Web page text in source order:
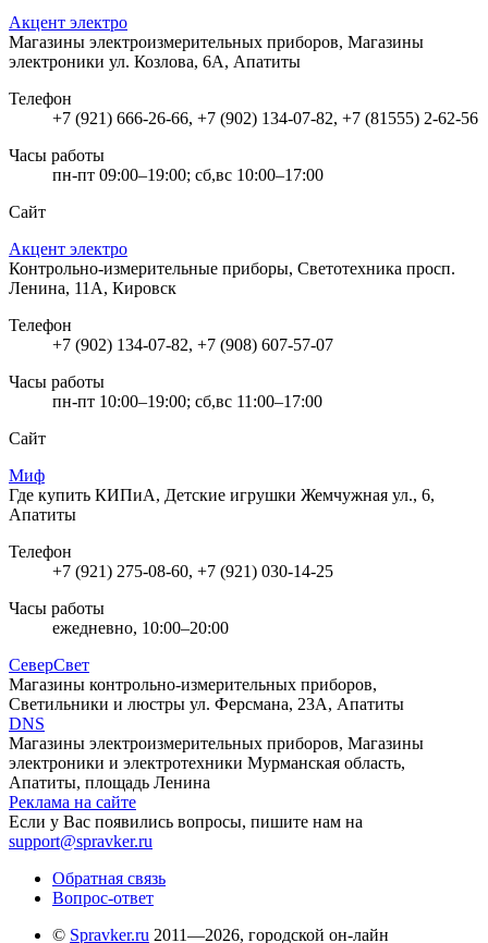
Акцент электро
Магазины электроизмерительных приборов, Магазины
электроники ул. Козлова, 6А, Апатиты
Телефон
+7 (921) 666-26-66, +7 (902) 134-07-82, +7 (81555) 2-62-56
Часы работы
пн-пт 09:00–19:00; сб,вс 10:00–17:00
Сайт
Акцент электро
Контрольно-измерительные приборы, Светотехника просп.
Ленина, 11А, Кировск
Телефон
+7 (902) 134-07-82, +7 (908) 607-57-07
Часы работы
пн-пт 10:00–19:00; сб,вс 11:00–17:00
Сайт
Миф
Где купить КИПиА, Детские игрушки Жемчужная ул., 6,
Апатиты
Телефон
+7 (921) 275-08-60, +7 (921) 030-14-25
Часы работы
ежедневно, 10:00–20:00
СеверСвет
Магазины контрольно-измерительных приборов,
Светильники и люстры ул. Ферсмана, 23А, Апатиты
DNS
Магазины электроизмерительных приборов, Магазины
электроники и электротехники Мурманская область,
Апатиты, площадь Ленина
Реклама на сайте
Если у Вас появились вопросы, пишите нам на
support@spravker.ru
Обратная связь
Вопрос-ответ
© Spravker.ru 2011—2026, городской он-лайн